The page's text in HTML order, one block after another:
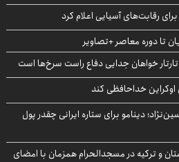
رقابت‌های آسیایی اعلام کرد
خواهان جدایی دفاع راست سرخ‌ها است
خداحافظی کند
دینامو برای ستاره ایرانی چقدر پول
و ترکیه در مسجدالحرام همزمان با امضای